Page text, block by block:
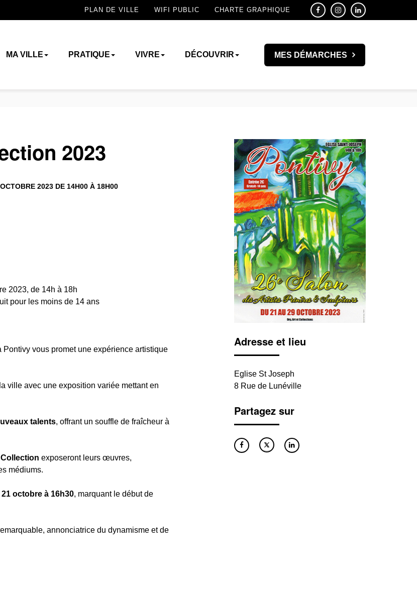
PLAN DE VILLE WIFI PUBLIC CHARTE GRAPHIQUE
MA VILLE PRATIQUE VIVRE DÉCOUVRIR MES DÉMARCHES
2023
2023 DE 14H00 À 18H00
2023, de 14h à 18h
pour les moins de 14 ans
vous promet une expérience artistique
ville avec une exposition variée mettant en
talents, offrant un souffle de fraîcheur à
exposeront leurs œuvres,
médiums.
octobre à 16h30, marquant le début de
annonciatrice du dynamisme et de
Adresse et lieu
Eglise St Joseph
8 Rue de Lunéville
Partagez sur